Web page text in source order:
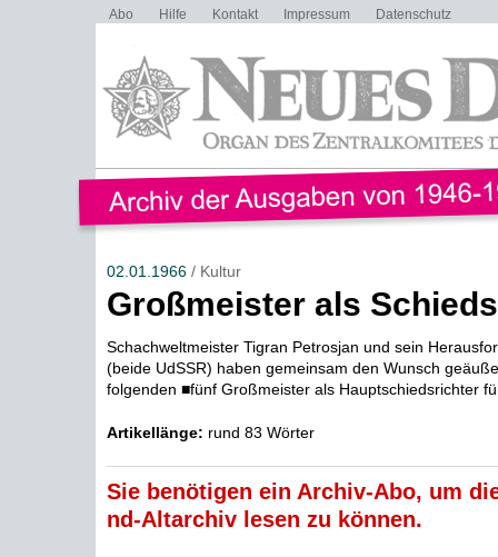
Abo Hilfe Kontakt Impressum Datenschutz
02.01.1966/ Kultur
Großmeister als
Schachweltmeister Tigran Petrosjan und sein
(beide UdSSR) haben gemeinsam den Wunsch
folgenden ■fünf Großmeister als Hauptschiedsrichter
Artikellänge: rund 83 Wörter
Sie benötigen ein Archiv-Abo, um
nd-Altarchiv lesen zu können.